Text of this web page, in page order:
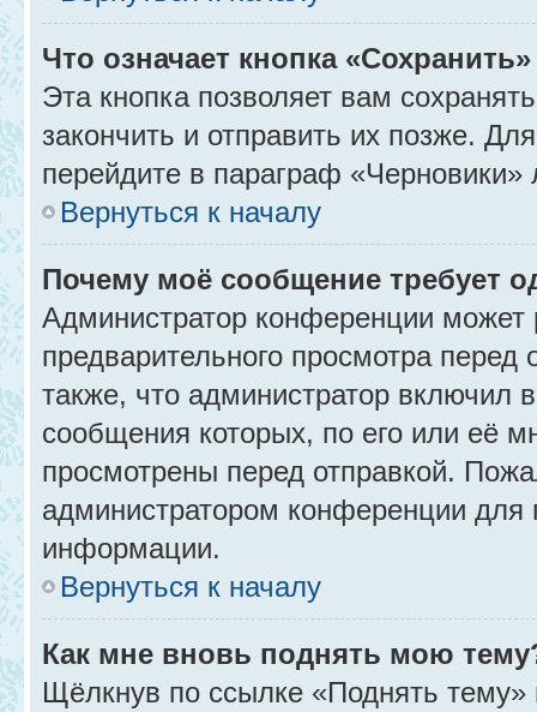
Что означает кнопка
Эта кнопка позволяет вам
закончить и отправить их позже.
перейдите в параграф «Черновики»
Вернуться к началу
Почему моё сообщение требует
Администратор конференции
предварительного просмотра
также, что администратор включил
сообщения которых, по его или её
просмотрены перед отправкой.
администратором конференции для
информации.
Вернуться к началу
Как мне вновь поднять мою
Щёлкнув по ссылке «Поднять